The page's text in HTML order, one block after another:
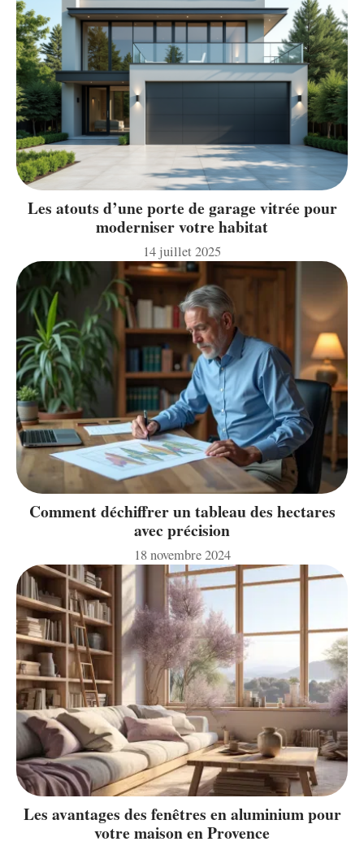
Les atouts d’une porte de garage vitrée pour
moderniser votre habitat
14 juillet 2025
Comment déchiffrer un tableau des hectares
avec précision
18 novembre 2024
Les avantages des fenêtres en aluminium pour
votre maison en Provence